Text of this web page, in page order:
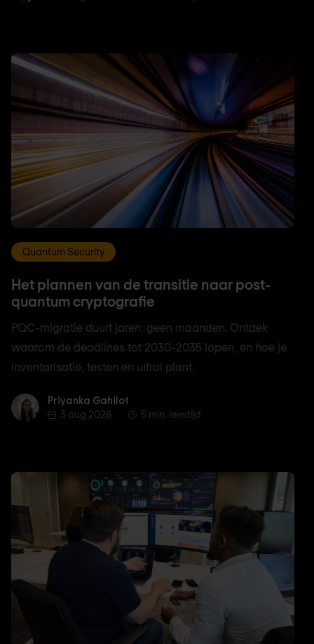
Quantum Security
Het plannen van de transitie naar post-
quantum cryptografie
PQC-migratie duurt jaren, geen maanden. Ontdek
waarom de deadlines tot 2030-2035 lopen, en hoe je
inventarisatie, testen en uitrol plant.
Priyanka Gahilot
Priyanka Gahilot
3 aug 2026
5 min. leestijd